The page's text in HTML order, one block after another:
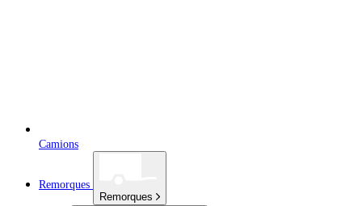
Camions
Remorques
Remorques